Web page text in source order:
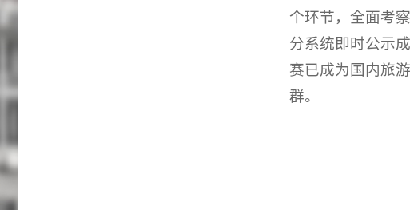
个环节，全面考
分系统即时公示
赛已成为国内旅
群。